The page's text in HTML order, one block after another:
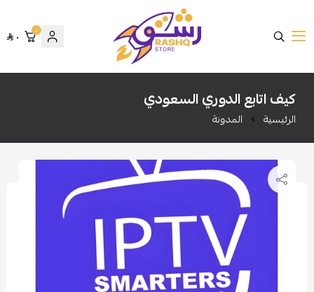
متجر رشق
٠ ٠
كيف اتابع الدوري السعودي
الرئيسية المدونة